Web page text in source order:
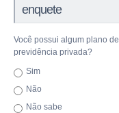
enquete
Você possui algum plano de
previdência privada?
Sim
Não
Não sabe